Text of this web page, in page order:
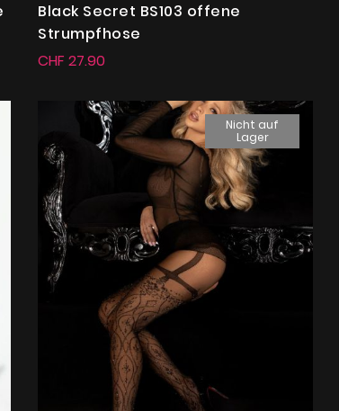
Black Secret BS103 offene
Strumpfhose
CHF 27.90
Nicht auf
Lager